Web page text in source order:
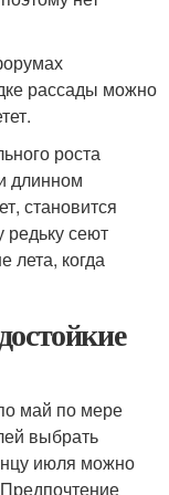
рассады можно
роста
длинном
становится
сеют
лета, когда
май по мере
выбрать
июля можно